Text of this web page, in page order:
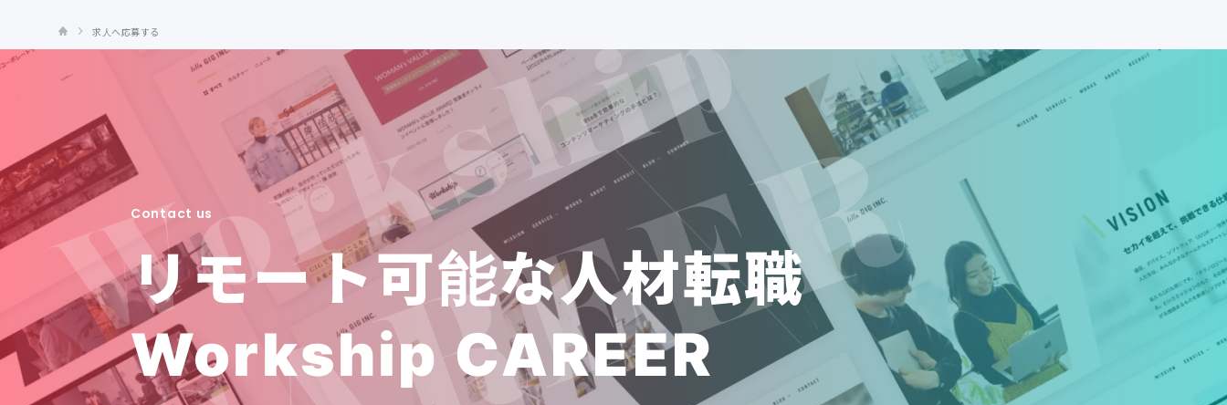
求人へ応募する
Contact us
リモート可能な人材転職
Workship CAREER